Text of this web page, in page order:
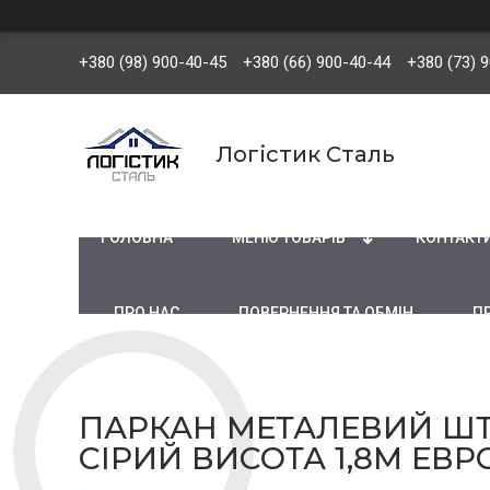
+380 (98) 900-40-45 +380 (66) 900-40-44 +380 (73)
Логістик Сталь
ГОЛОВНА МЕНЮ ТОВАРІВ
ПРО НАС ПОВЕРНЕННЯ ТА ОБМІН
ПАРКАН МЕТАЛЕВИЙ
СІРИЙ ВИСОТА 1,8М